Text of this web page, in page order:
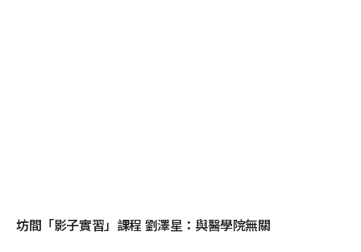
坊間「影子實習」課程 劉澤星：與醫學院無關